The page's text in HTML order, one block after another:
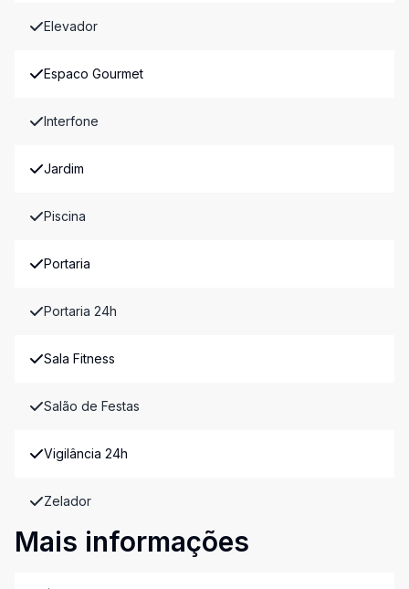
Elevador
Espaco Gourmet
Interfone
Jardim
Piscina
Portaria
Portaria 24h
Sala Fitness
Salão de Festas
Vigilância 24h
Zelador
Mais informações